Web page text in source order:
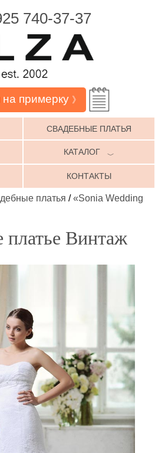
740-37-37
на примерку 》
СВАДЕБНЫЕ ПЛАТЬЯ
КАТАЛОГ ﹀
КОНТАКТЫ
платья /«Sonia Wedding
платье Винтаж